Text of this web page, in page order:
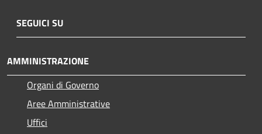
SEGUICI SU
AMMINISTRAZIONE
Organi di Governo
Aree Amministrative
Uffici